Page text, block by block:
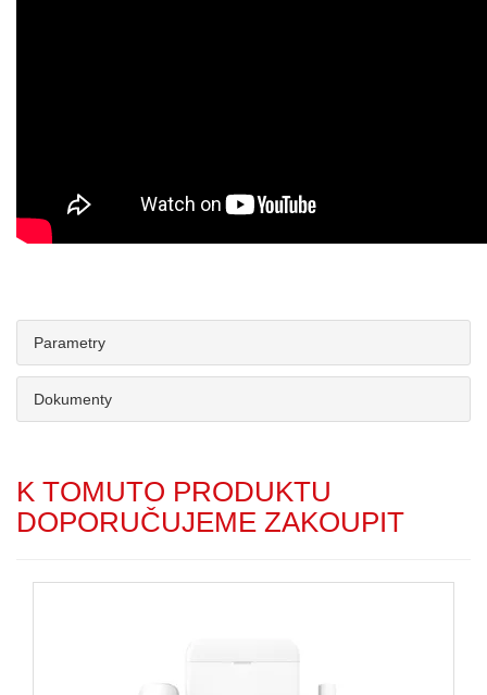
Parametry
Dokumenty
K TOMUTO PRODUKTU
DOPORUČUJEME ZAKOUPIT